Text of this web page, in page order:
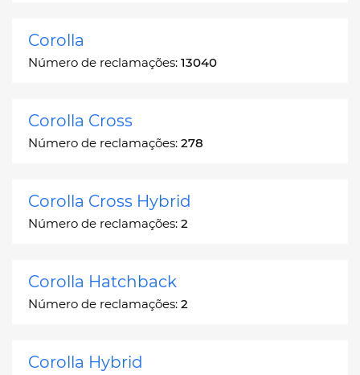
Corolla
Número de reclamações: 13040
Corolla Cross
Número de reclamações: 278
Corolla Cross Hybrid
Número de reclamações: 2
Corolla Hatchback
Número de reclamações: 2
Corolla Hybrid